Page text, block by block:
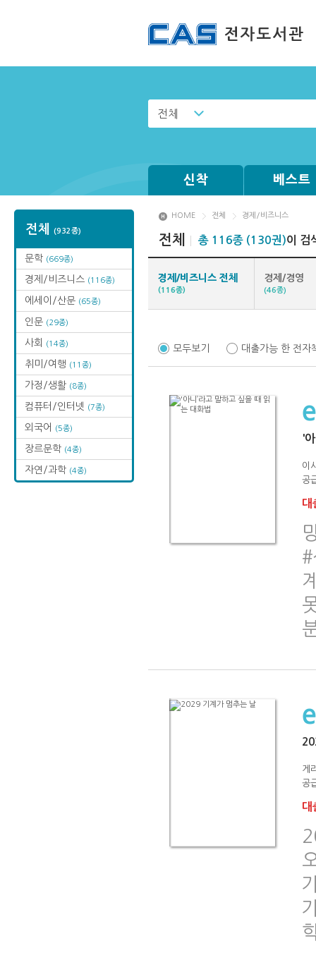
전체
신착 베스트
전체 (932종)
문학 (669종)
경제/비즈니스 (116종)
에세이/산문 (65종)
인문 (29종)
사회 (14종)
취미/여행 (11종)
가정/생활 (8종)
컴퓨터/인터넷 (7종)
외국어 (5종)
장르문학 (4종)
자연/과학 (4종)
HOME 전체 경제/비즈니스
전체 총 116종 (130권)이 검
경제/비즈니스 전체
(116종)
경제/경영
(46종)
모두보기 대출가능 한 전자
'
이
공
대
#
게
공
대